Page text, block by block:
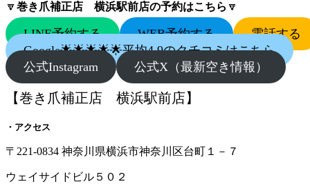
🔽 巻き爪補正店 横浜駅前店の予約はこちら 🔽
LINE予約する WEB予約する
電話する
Google🌟🌟🌟🌟🌟平均4.9のクチコミはこちら
公式Instagram
公式X（最新空き情報）
【巻き爪補正店 横浜駅前店】
・アクセス
〒221-0834 神奈川県横浜市神奈川区台町１－７
ウェイサイドビル５０２